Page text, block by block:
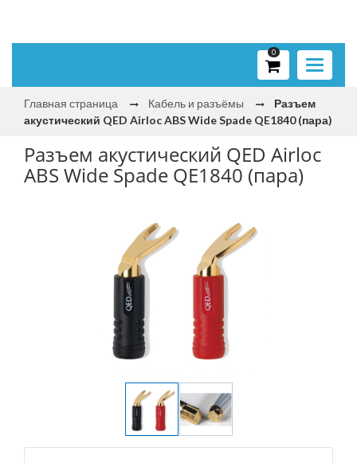
Toggle
0
Главная страница Кабель и разъёмы
Разъем
акустический QED Airloc ABS Wide Spade QE1840 (пара)
Разъем акустический QED Airloc
ABS Wide Spade QE1840 (пара)